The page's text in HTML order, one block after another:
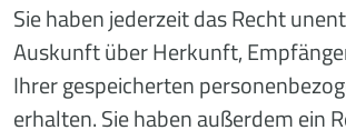
Sie haben jederzeit das Recht
Auskunft über Herkunft,
Ihrer gespeicherten
erhalten. Sie haben außerdem ein